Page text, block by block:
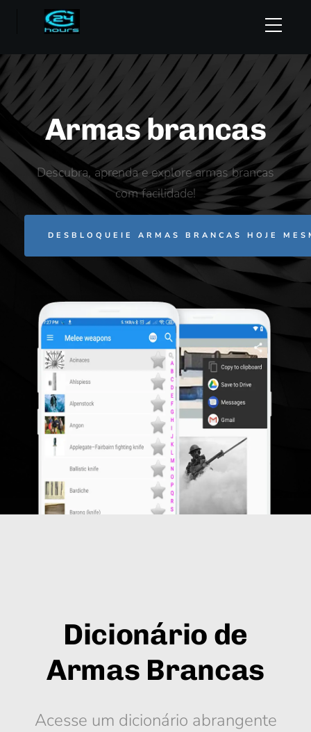
Armas brancas
Descubra, aprenda e explore armas brancas
com facilidade!
DESBLOQUEIE ARMAS BRANCAS HOJE
Dicionário de
Armas Brancas
Acesse um dicionário abrangente